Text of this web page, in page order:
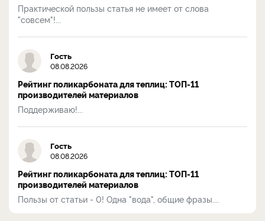
Практической пользы статья не имеет от слова
"совсем"!...
Гость
08.08.2026
Рейтинг поликарбоната для теплиц: ТОП-11
производителей материалов
Поддерживаю!...
Гость
08.08.2026
Рейтинг поликарбоната для теплиц: ТОП-11
производителей материалов
Пользы от статьи - 0! Одна "вода", общие фразы....